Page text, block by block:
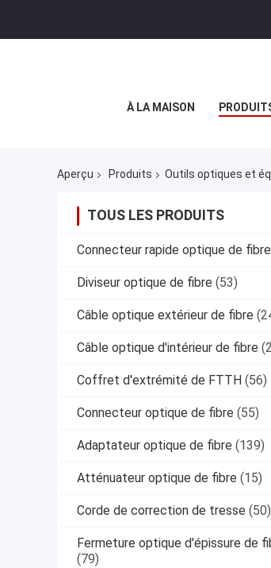
À LA MAISON
Aperçu Produits Outils optiques et
TOUS LES PRODUITS
Connecteur rapide optique de fibre
Diviseur optique de fibre (53)
Câble optique extérieur de fibre
Câble optique d'intérieur de fibre
Coffret d'extrémité de FTTH (56)
Connecteur optique de fibre (55)
Adaptateur optique de fibre (139)
Atténuateur optique de fibre (15)
Corde de correction de tresse (50)
Fermeture optique d'épissure de
(79)